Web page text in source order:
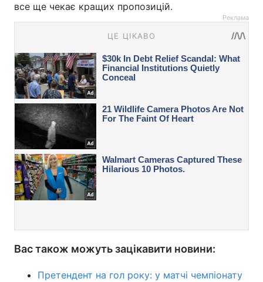
все ще чекає кращих пропозицій.
Реклама
Вас також можуть зацікавити новини:
Претендент на гол року: у матчі чемпіонату